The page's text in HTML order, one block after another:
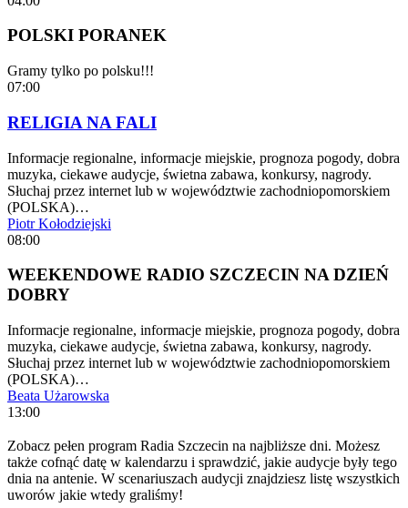
POLSKI PORANEK
Gramy tylko po polsku!!!
07:00
RELIGIA NA FALI
Informacje regionalne, informacje miejskie, prognoza pogody, dobra
muzyka, ciekawe audycje, świetna zabawa, konkursy, nagrody.
Słuchaj przez internet lub w województwie zachodniopomorskiem
(POLSKA)…
Piotr Kołodziejski
08:00
WEEKENDOWE RADIO SZCZECIN NA DZIEŃ
DOBRY
Informacje regionalne, informacje miejskie, prognoza pogody, dobra
muzyka, ciekawe audycje, świetna zabawa, konkursy, nagrody.
Słuchaj przez internet lub w województwie zachodniopomorskiem
(POLSKA)…
Beata Użarowska
13:00
Zobacz pełen program Radia Szczecin na najbliższe dni. Możesz
także cofnąć datę w kalendarzu i sprawdzić, jakie audycje były tego
dnia na antenie. W scenariuszach audycji znajdziesz listę wszystkich
uworów jakie wtedy graliśmy!